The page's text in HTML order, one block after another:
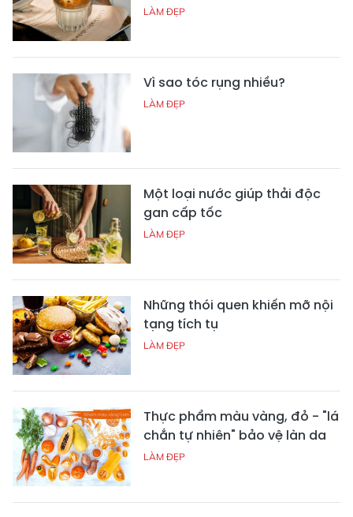
LÀM ĐẸP
Vì sao tóc rụng nhiều?
LÀM ĐẸP
Một loại nước giúp thải độc
gan cấp tốc
LÀM ĐẸP
Những thói quen khiến mỡ nội
tạng tích tụ
LÀM ĐẸP
Thực phẩm màu vàng, đỏ - "lá
chắn tự nhiên" bảo vệ làn da
LÀM ĐẸP